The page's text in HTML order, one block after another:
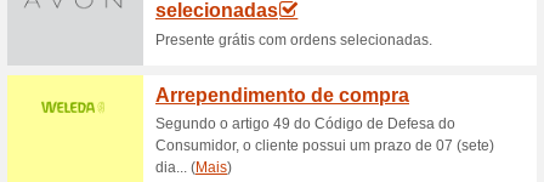
Cupom de desconto Água
compras da seleçãoNenhum